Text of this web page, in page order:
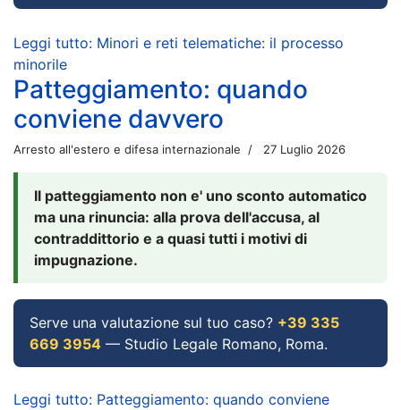
Leggi tutto: Minori e reti telematiche: il processo
minorile
Patteggiamento: quando
conviene davvero
Arresto all'estero e difesa internazionale 27 Luglio 2026
Il patteggiamento non e' uno sconto automatico
ma una rinuncia: alla prova dell'accusa, al
contraddittorio e a quasi tutti i motivi di
impugnazione.
Serve una valutazione sul tuo caso? +39 335
669 3954 — Studio Legale Romano, Roma.
Leggi tutto: Patteggiamento: quando conviene